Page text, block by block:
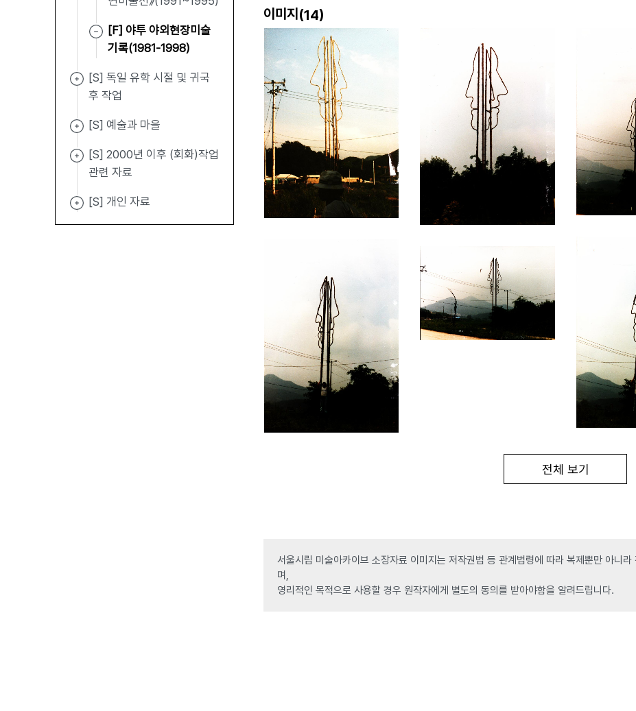
[F] 야투 야외현장미술
기록(1981-1998)
[S] 독일 유학 시절 및 귀국
후 작업
[S] 예술과 마을
[S] 2000년 이후 (회화)작업
관련 자료
[S] 개인 자료
이미지(14)
전체 보기
서울시립 미술아카이브 소장자료 이미지는 저작권법 등 관계법령에 따라 복제뿐만 아니
며,
영리적인 목적으로 사용할 경우 원작자에게 별도의 동의를 받아야함을 알려드립니다.